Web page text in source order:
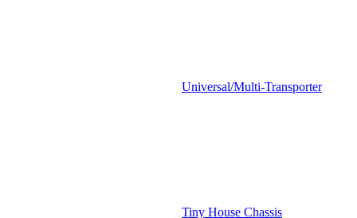
Universal/Multi-Transporter
Tiny House Chassis